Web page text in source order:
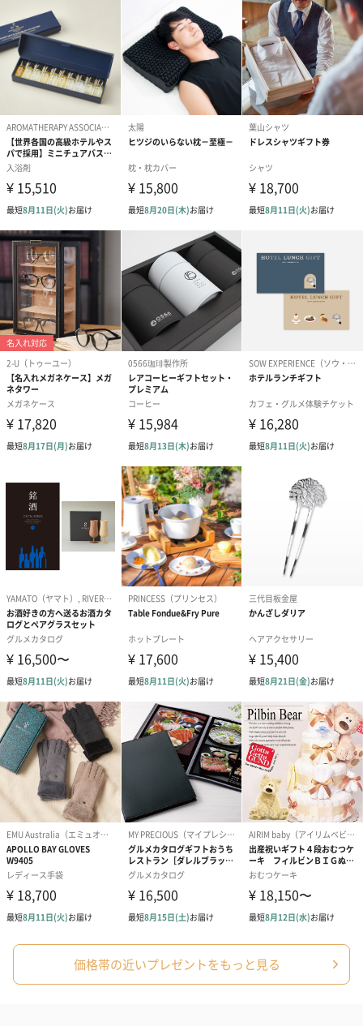
ドライフラワー・プリザーブドフラワー
自然のお花で作ったドライフラワー・プリザーブドフラワーを同
梱します。
一部花材が写真と異なる場合がございます。予めご了承くださ
い。パッケージに入れてお届けします。
プリザーブドフラワー
ブーケ（ピンク）
（2,580円）
プリザーブドフラワー
ブーケ（ブルー）
（2,580円）
ク）（1,500円
ぬいぐるみ
愛らしいぬいぐるみを同梱してお届けします。
誕生日・記念日・出産祝いなどのシーンにおすすめです。
フラワーテディベア
（2,390円）
テディベア（バニラ）
（1,760円）
テディベア（
ル）（1,760円
紅茶・コーヒー・スイーツ
紅茶・コーヒー・スイーツを同梱してお届けいたします。ギフト
への＋αにおすすめです。
アールグレイ（HAPPY
BIRTHDAY TO YOU）
（660円）
アールグレイティー
（660円）
フルーツティ
円）
スイーツ
価格帯の近いプレゼントをもっと見る